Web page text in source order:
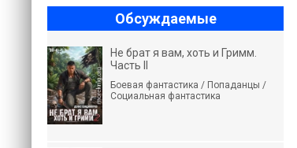
Обсуждаемые
Не брат я вам, хоть и Гримм.
Часть II
Боевая фантастика / Попаданцы /
Социальная фантастика